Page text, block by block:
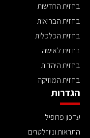
בחזית החדשות
בחזית הבריאות
בחזית הכלכלית
בחזית לאישה
בחזית היהדות
בחזית המוזיקה
הגדרות
עדכון פרופיל
התראות וניוזלטרים